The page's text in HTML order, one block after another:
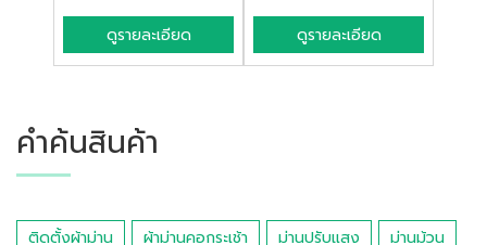
ดูรายละเอียด ดูรายละเอียด
คำค้นสินค้า
ติดตั้งผ้าม่าน ผ้าม่านคอกระเช้า ม่านปรับแสง ม่านม้วน